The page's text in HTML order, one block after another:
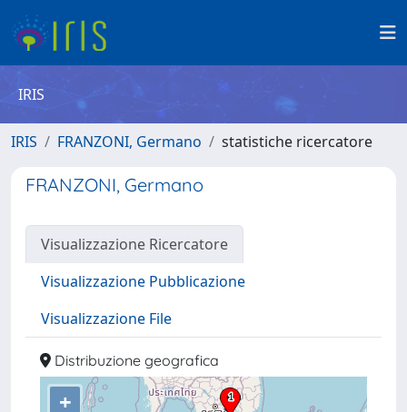
IRIS
IRIS FRANZONI, Germano statistiche ricercatore
FRANZONI, Germano
Visualizzazione Ricercatore
Visualizzazione Pubblicazione
Visualizzazione File
Distribuzione geografica
+